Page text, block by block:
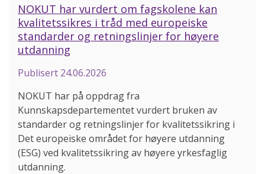
NOKUT har vurdert om fagskolene kan
kvalitetssikres i tråd med europeiske
standarder og retningslinjer for høyere
utdanning
Publisert 24.06.2026
NOKUT har på oppdrag fra
Kunnskapsdepartementet vurdert bruken av
standarder og retningslinjer for kvalitetssikring i
Det europeiske området for høyere utdanning
(ESG) ved kvalitetssikring av høyere yrkesfaglig
utdanning.